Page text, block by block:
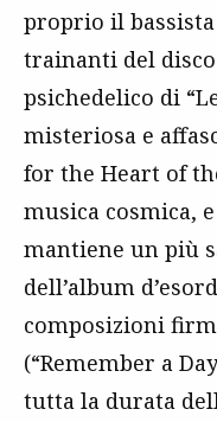
proprio il
trainanti del
psichedelico di
misteriosa e
for the Heart of
musica cosmica,
mantiene un più
dell’album
composizioni
(“Remember a
tutta la durata